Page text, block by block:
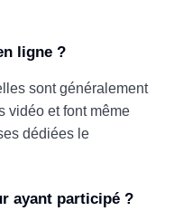
ligne ?
sont généralement
vidéo et font même
dédiées le
ayant participé ?